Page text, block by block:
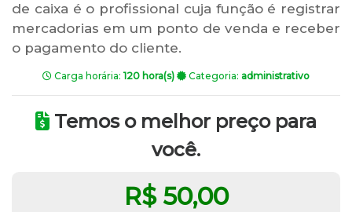
de caixa é o profissional cuja função é registrar
mercadorias em um ponto de venda e receber
o pagamento do cliente.
Carga horária: 120 hora(s) Categoria: administrativo
Temos o melhor preço para
você.
R$ 50,00